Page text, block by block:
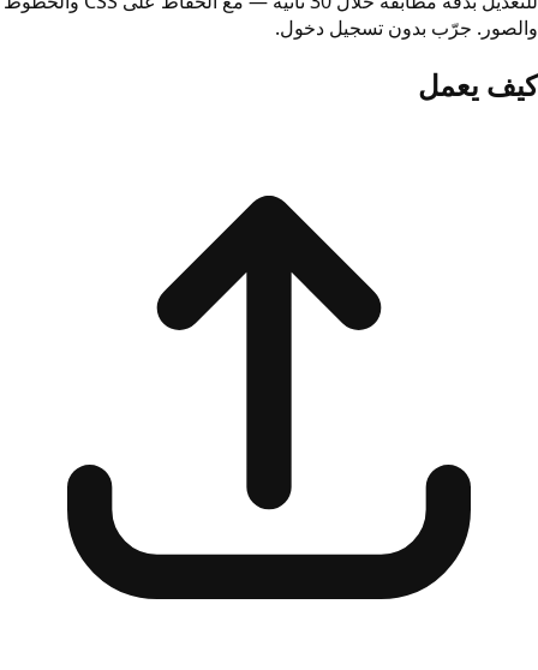
والصور. جرّب بدون تسجيل دخول.
كيف يعمل